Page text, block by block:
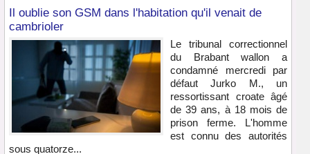
Il oublie son GSM dans l'habitation qu'il venait de
cambrioler
Le tribunal correctionnel
du Brabant wallon a
condamné mercredi par
défaut Jurko M., un
ressortissant croate âgé
de 39 ans, à 18 mois de
prison ferme. L'homme
est connu des autorités
sous quatorze...